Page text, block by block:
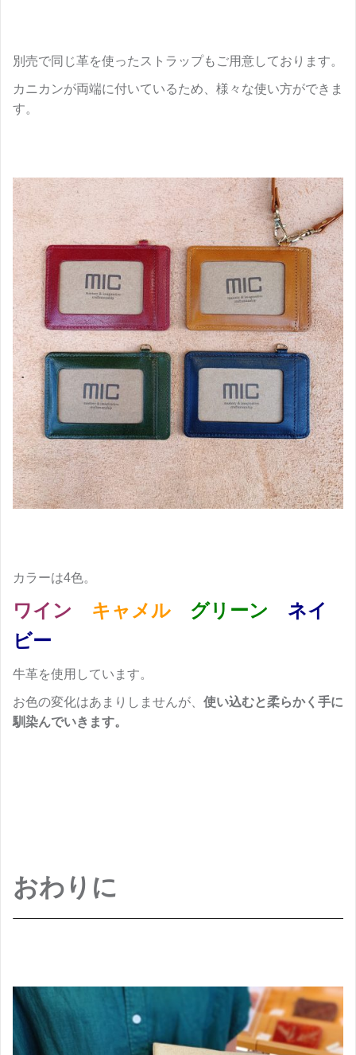
別売で同じ革を使ったストラップもご用意しております。
カニカンが両端に付いているため、様々な使い方ができま
す。
カラーは4色。
ワイン キャメル グリーン
ネイ
ビー
牛革を使用しています。
お色の変化はあまりしませんが、 使い込むと柔らかく手に
馴染んでいきます。
おわりに